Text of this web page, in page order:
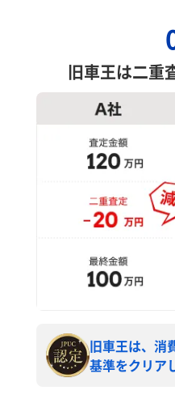
旧車王は二重
旧車王は、消
基準をクリア